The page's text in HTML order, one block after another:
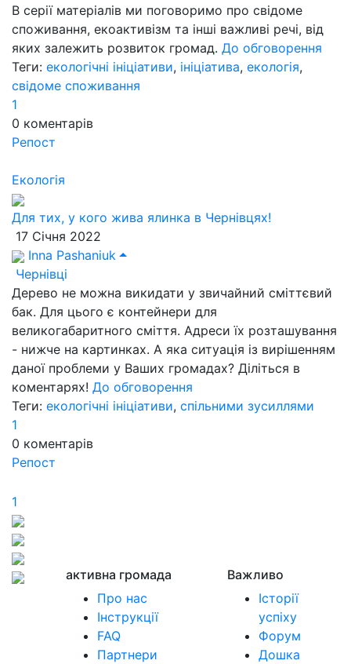
В серії матеріалів ми поговоримо про свідоме
споживання, екоактивізм та інші важливі речі, від
яких залежить розвиток громад. До обговорення
Теги: екологічні ініціативи, ініціатива, екологія,
свідоме споживання
1
0 коментарів
Репост
Екологія
Для тих, у кого жива ялинка в Чернівцях!
17 Січня 2022
Inna Pashaniuk
Чернівці
Дерево не можна викидати у звичайний сміттєвий
бак. Для цього є контейнери для
великогабаритного сміття. Адреси їх розташування
- нижче на картинках. А яка ситуація із вирішенням
даної проблеми у Ваших громадах? Діліться в
коментарях! До обговорення
Теги: екологічні ініціативи, спільними зусиллями
1
0 коментарів
Репост
1
активна громада
Про нас
Інструкції
FAQ
Партнери
Важливо
Історії
успіху
Форум
Дошка